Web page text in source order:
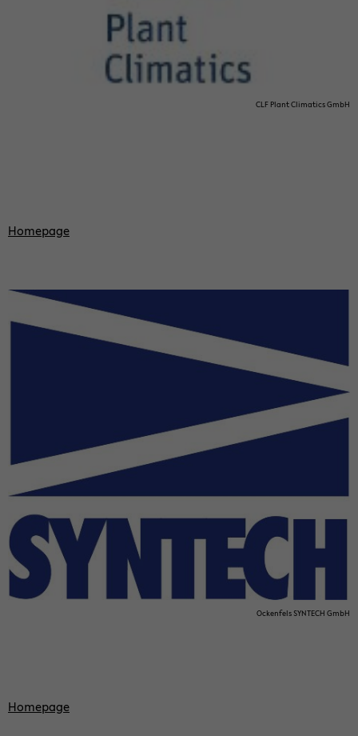
CLF Plant Cli­ma­tics GmbH
Home­page
Ocken­fels SYN­TECH GmbH
Home­page